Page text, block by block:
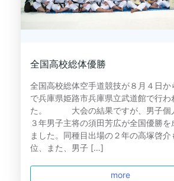
全国高校総体優勝
全国高校総体空手道競技が８月４日か
で兵庫県姫路市兵庫県立武道館で行わ
た。 大会の結果ですが、男子個
３年男子主将の須田芳広が全国優勝を
ました。同種目出場の２年の高塚啓介
位、また、男子 […]
more